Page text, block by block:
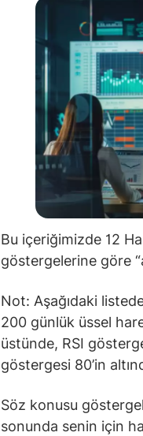
Bu içeriğimizde 12
göstergelerine göre
Not: Aşağıdaki
200 günlük üssel
üstünde, RSI
göstergesi 80’in
Söz konusu
sonunda senin için